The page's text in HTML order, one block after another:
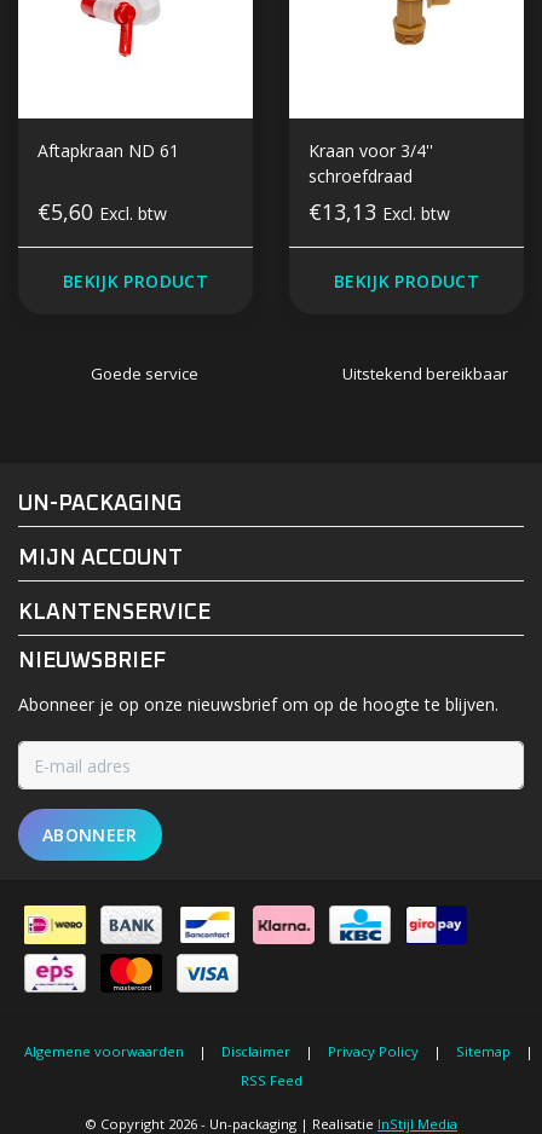
Aftapkraan ND 61
€5,60 Excl. btw
BEKIJK PRODUCT
Kraan voor 3/4''
schroefdraad
€13,13 Excl. btw
BEKIJK PRODUCT
Goede service Uitstekend bereikbaar
FACEBOOK
UN-PACKAGING
MIJN ACCOUNT
KLANTENSERVICE
NIEUWSBRIEF
Abonneer je op onze nieuwsbrief om op de hoogte te blijven.
ABONNEER
Algemene voorwaarden | Disclaimer | Privacy Policy | Sitemap
|
RSS Feed
© Copyright 2026 - Un-packaging | Realisatie InStijl Media